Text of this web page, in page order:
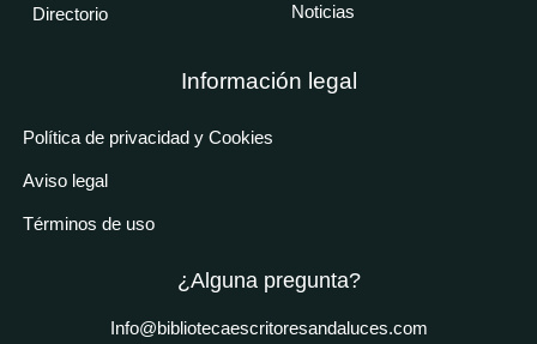
Directorio Noticias
Información legal
Política de privacidad y Cookies
Aviso legal
Términos de uso
¿Alguna pregunta?
Info@bibliotecaescritoresandaluces.com